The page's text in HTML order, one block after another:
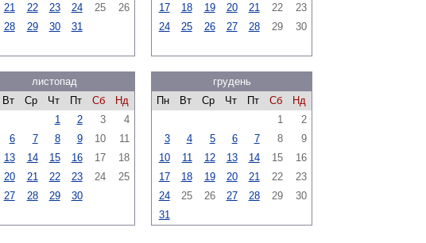
21 22 23 24 25
26
28 29 30 31
17
18 19 20 21 22
23
24
25 26 27 28 29 30
листопад
Вт Ср Чт Пт Сб
Нд
1
2 3
4
6 7 8 9 10
11
13 14 15 16 17
18
20 21 22 23 24
25
27 28 29 30
грудень
Пн
Вт Ср Чт Пт Сб
Нд
1
2
3
4 5 6 7 8
9
10
11 12 13 14 15
16
17
18 19 20 21 22
23
24
25 26 27 28 29
30
31